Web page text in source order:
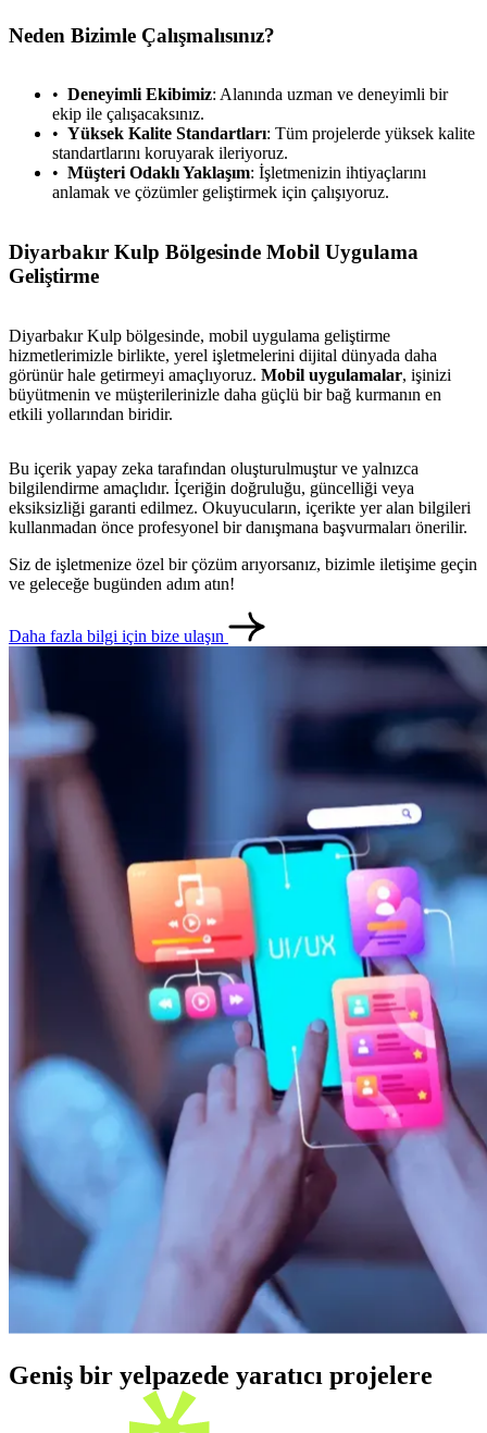
Neden Bizimle Çalışmalısınız?
Deneyimli Ekibimiz: Alanında uzman ve deneyimli bir
ekip ile çalışacaksınız.
Yüksek Kalite Standartları: Tüm projelerde yüksek kalite
standartlarını koruyarak ileriyoruz.
Müşteri Odaklı Yaklaşım: İşletmenizin ihtiyaçlarını
anlamak ve çözümler geliştirmek için çalışıyoruz.
Diyarbakır Kulp Bölgesinde Mobil Uygulama
Geliştirme
Diyarbakır Kulp bölgesinde, mobil uygulama geliştirme
hizmetlerimizle birlikte, yerel işletmelerini dijital dünyada daha
görünür hale getirmeyi amaçlıyoruz. Mobil uygulamalar, işinizi
büyütmenin ve müşterilerinizle daha güçlü bir bağ kurmanın en
etkili yollarından biridir.
Bu içerik yapay zeka tarafından oluşturulmuştur ve yalnızca
bilgilendirme amaçlıdır. İçeriğin doğruluğu, güncelliği veya
eksiksizliği garanti edilmez. Okuyucuların, içerikte yer alan bilgileri
kullanmadan önce profesyonel bir danışmana başvurmaları önerilir.
Siz de işletmenize özel bir çözüm arıyorsanız, bizimle iletişime geçin
ve geleceğe bugünden adım atın!
Daha fazla bilgi için bize ulaşın
Geniş bir yelpazede yaratıcı projelere